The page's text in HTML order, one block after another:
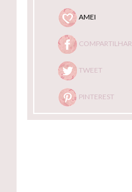
AMEI
COMPARTILHAR
TWEET
PINTEREST